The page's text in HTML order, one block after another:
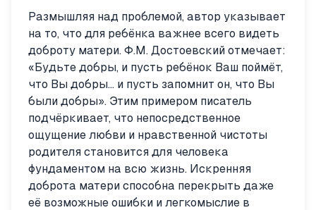
Размышляя над проблемой, автор указывает
на то, что для ребёнка важнее всего видеть
доброту матери. Ф.М. Достоевский отмечает:
«Будьте добры, и пусть ребёнок Ваш поймёт,
что Вы добры... и пусть запомнит он, что Вы
были добры». Этим примером писатель
подчёркивает, что непосредственное
ощущение любви и нравственной чистоты
родителя становится для человека
фундаментом на всю жизнь. Искренняя
доброта матери способна перекрыть даже
её возможные ошибки и легкомыслие в